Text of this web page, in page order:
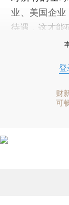
业、美国企
待遇，这才能
登
财
可